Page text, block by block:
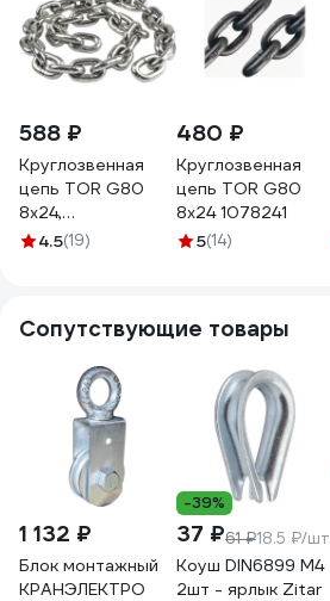
588 ₽
Круглозвенная
цепь TOR G80
8х24,
оцинкованная
4.5(19)
480 ₽
Круглозвенная
цепь TOR G80
8x24 1078241
5(14)
Сопутствующие товары
1 132 ₽
Блок монтажный
КРАНЭЛЕКТРО
-39%
37 ₽61 ₽18.5 ₽/шт
Коуш DIN6899 М4
2шт - ярлык Zitar